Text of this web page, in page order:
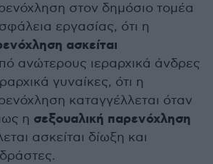
στον δημόσιο τομέα
εργασίας, ότι η
ασκείται
ανώτερους ιεραρχικά άνδρες
γυναίκες, ότι η
καταγγέλλεται όταν
η σεξουαλική παρενόχληση
ασκείται δίωξη και